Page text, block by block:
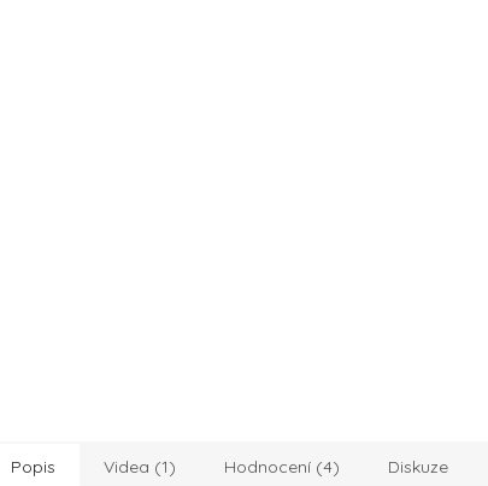
Popis Videa (1) Hodnocení (4) Diskuze